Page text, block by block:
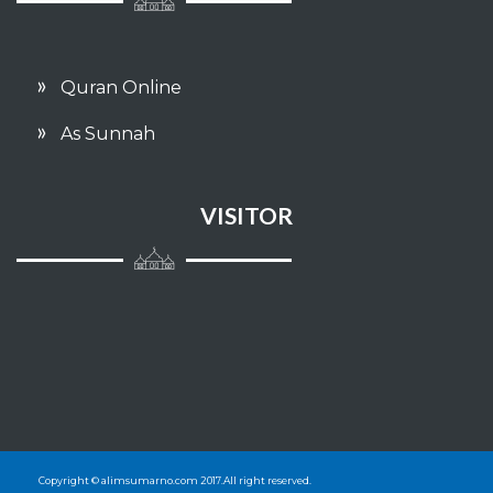
066 - AT TAHRIM
069 - AL HAAQQAH
Quran Online
As Sunnah
VISITOR
Copyright © alimsumarno.com 2017.All right reserved.